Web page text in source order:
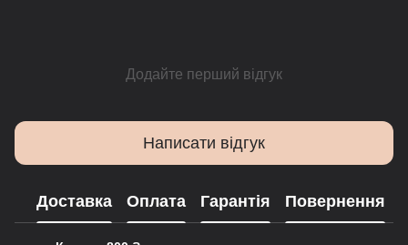
Додайте перший відгук
Написати відгук
Доставка Оплата Гарантія Повернення